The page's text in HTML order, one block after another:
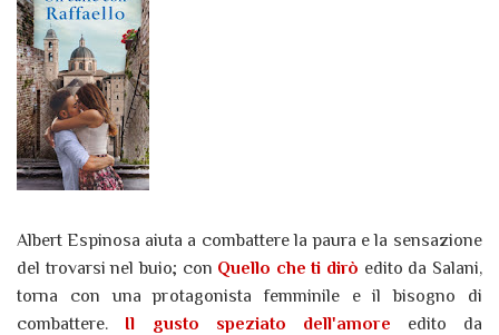
Albert Espinosa aiuta a combattere la paura e la sensazione
del trovarsi nel buio; con Quello che ti dirò edito da Salani,
torna con una protagonista femminile e il bisogno di
combattere. Il gusto speziato dell'amore edito da